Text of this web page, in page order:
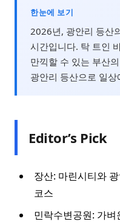
한눈에 보기
2026년, 광안리 등산
시간입니다. 탁 트인
만끽할 수 있는 부산
광안리 등산으로 일
Editor’s Pick
장산: 마린시티와
코스
민락수변공원: 가